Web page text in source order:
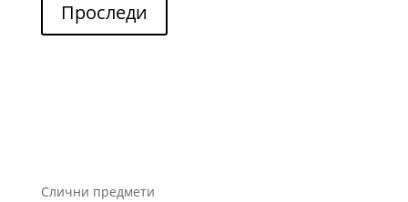
Проследи
Слични предмети